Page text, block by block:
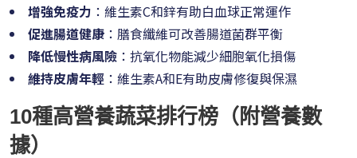
增強免疫力 ：維生素C和鋅有助白血球正常運作
促進腸道健康 ：膳食纖維可改善腸道菌群平衡
降低慢性病風險 ：抗氧化物能減少細胞氧化損傷
維持皮膚年輕 ：維生素A和E有助皮膚修復與保濕
10種高營養蔬菜排行榜（附營養數
據）